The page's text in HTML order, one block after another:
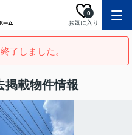
お気に入り
0
了しました。
掲載物件情報